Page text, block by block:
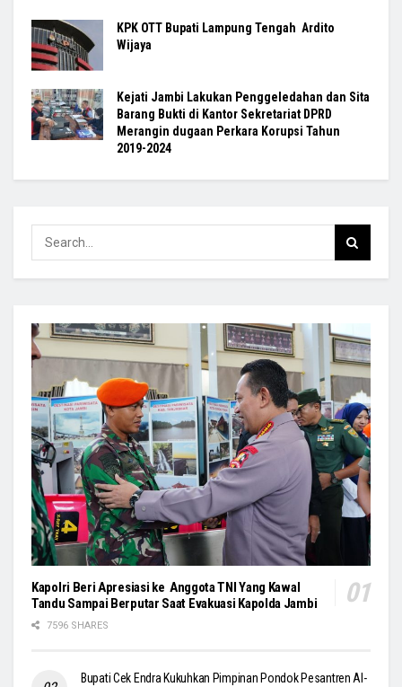
KPK OTT Bupati Lampung Tengah Ardito
Wijaya
Kejati Jambi Lakukan Penggeledahan dan Sita
Barang Bukti di Kantor Sekretariat DPRD
Merangin dugaan Perkara Korupsi Tahun
2019-2024
Kapolri Beri Apresiasi ke Anggota TNI Yang Kawal
Tandu Sampai Berputar Saat Evakuasi Kapolda Jambi
7596 SHARES
Bupati Cek Endra Kukuhkan Pimpinan Pondok Pesantren Al-